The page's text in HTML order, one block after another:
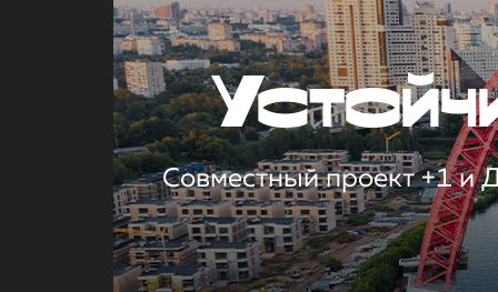
Совместный проект +1 и